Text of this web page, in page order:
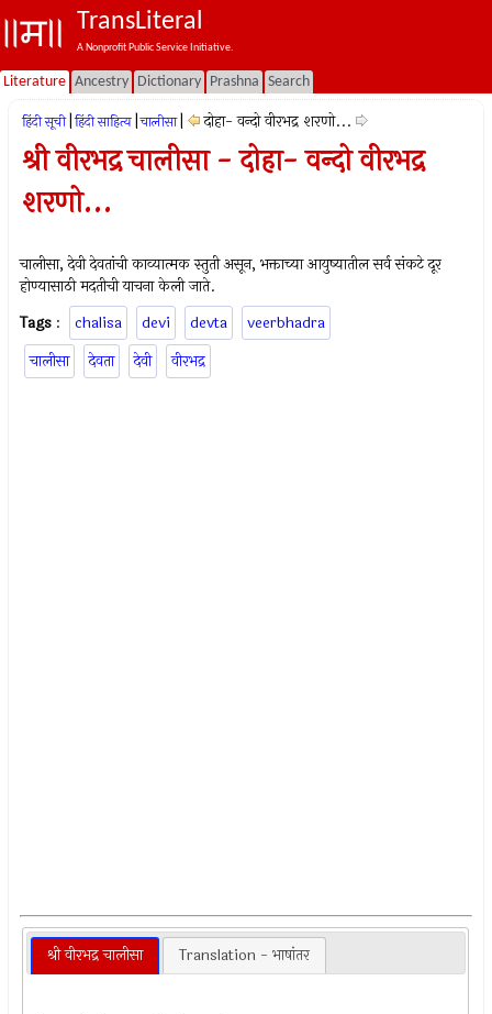
TransLiteral
A Nonprofit Public Service Initiative.
Literature Ancestry Dictionary Prashna Search
हिंदी सूची हिंदी साहित्य चालीसा दोहा- वन्‍दो वीरभद्र शरणो...
श्री वीरभद्र चालीसा - दोहा- वन्‍दो वीरभद्र
शरणो...
चालीसा, देवी देवतांची काव्यात्मक स्तुती असून, भक्ताच्या आयुष्यातील सर्व संकटे दूर
होण्यासाठी मदतीची याचना केली जाते.
Tags : chalisa devi devta
veerbhadra
चालीसा
देवता देवी वीरभद्र
श्री वीरभद्र चालीसा Translation - भाषांतर